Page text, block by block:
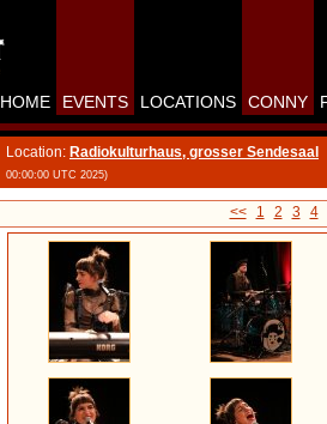
HOME EVENTS LOCATIONS CONNY
Location: Radiokulturhaus, grosser Sendesaal
00:00:00 UTC 2025)
<< 1 2 3 4